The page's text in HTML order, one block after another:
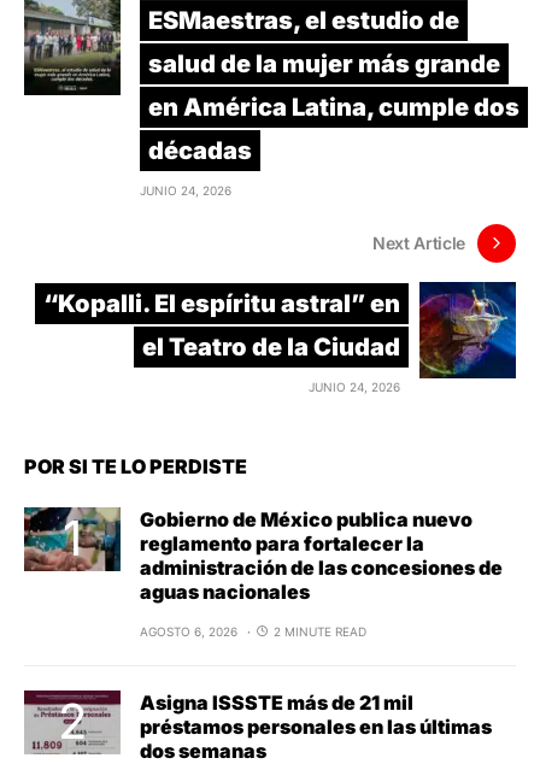
ESMaestras, el estudio de
salud de la mujer más grande
en América Latina, cumple dos
décadas
JUNIO 24, 2026
Next Article
“Kopalli. El espíritu astral” en
el Teatro de la Ciudad
JUNIO 24, 2026
POR SI TE LO PERDISTE
Gobierno de México publica nuevo
reglamento para fortalecer la
administración de las concesiones de
aguas nacionales
AGOSTO 6, 2026 2 MINUTE READ
Asigna ISSSTE más de 21 mil
préstamos personales en las últimas
dos semanas